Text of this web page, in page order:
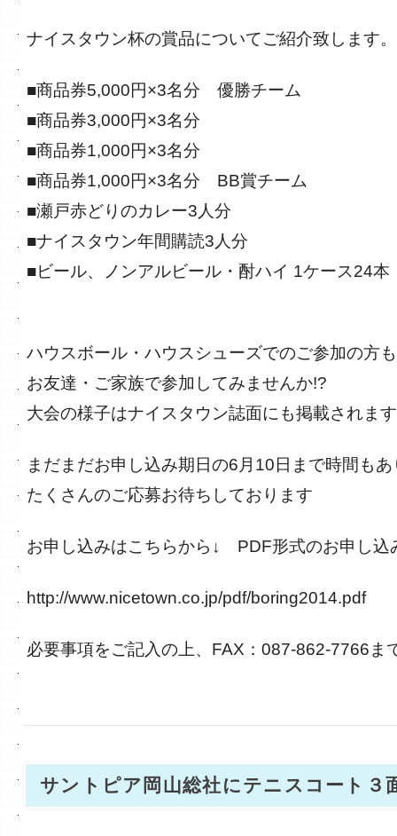
ナイスタウン杯の賞品についてご紹介致します。
■商品券5,000円×3名分 優勝チーム
■商品券3,000円×3名分
■商品券1,000円×3名分
■商品券1,000円×3名分 BB賞チーム
■瀬戸赤どりのカレー3人分
■ナイスタウン年間購読3人分
■ビール、ノンアルビール・酎ハイ 1ケース24
ハウスボール・ハウスシューズでのご参加の方
お友達・ご家族で参加してみませんか!?
大会の様子はナイスタウン誌面にも掲載されま
まだまだお申し込み期日の6月10日まで時間も
たくさんのご応募お待ちしております
お申し込みはこちらから↓ PDF形式のお申し込
http://www.nicetown.co.jp/pdf/boring2014.pdf
必要事項をご記入の上、FAX：087-862-7766ま
サントピア岡山総社にテニスコート３